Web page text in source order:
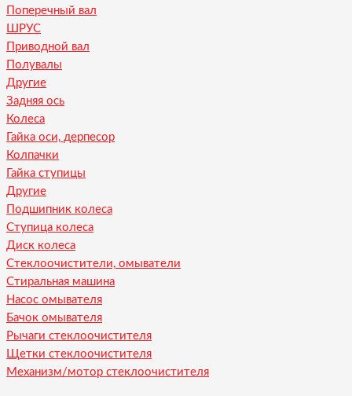
Поперечный вал
ШРУС
Приводной вал
Полувалы
Другие
Задняя ось
Колеса
Гайка оси, дерпесор
Колпачки
Гайка ступицы
Другие
Подшипник колеса
Ступица колеса
Диск колеса
Стеклоочистители, омыватели
Стиральная машина
Насос омывателя
Бачок омывателя
Рычаги стеклоочистителя
Щетки стеклоочистителя
Механизм/мотор стеклоочистителя